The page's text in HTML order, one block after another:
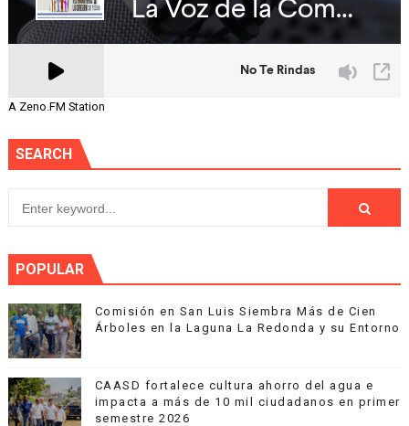
A Zeno.FM Station
SEARCH
POPULAR
Comisión en San Luis Siembra Más de Cien
Árboles en la Laguna La Redonda y su Entorno
CAASD fortalece cultura ahorro del agua e
impacta a más de 10 mil ciudadanos en primer
semestre 2026